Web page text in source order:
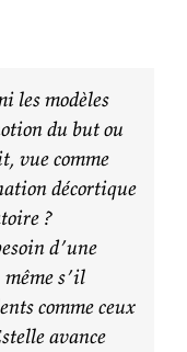
les modèles
du but ou
vue comme
décortique
?
d’une
s’il
comme ceux
avance